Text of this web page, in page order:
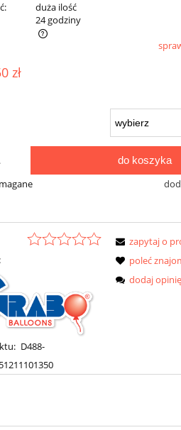
duża ilość
24 godziny
zł
do koszyka
D488-
zapytaj o
poleć
dodaj opinię